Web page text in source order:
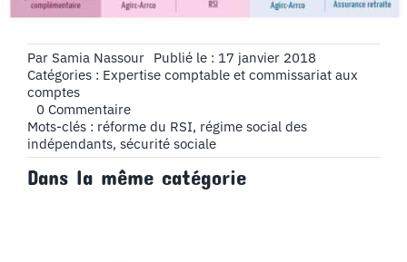
Par Samia Nassour Publié le : 17 janvier 2018
Catégories : Expertise comptable et commissariat aux
comptes
0 Commentaireon
Comment
remplacer
le
RSI
Mots-clés : réforme du RSI, régime social des
indépendants, sécurité sociale
Dans la même catégorie